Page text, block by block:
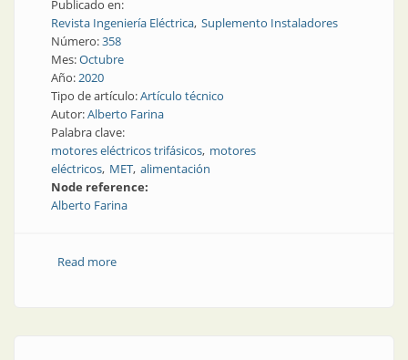
Publicado en:
Revista Ingeniería Eléctrica Suplemento Instaladores
Número:358
Mes:Octubre
Año:2020
Tipo de artículo:Artículo técnico
Autor:Alberto Farina
Palabra clave:
motores eléctricos trifásicos motores
eléctricos MET alimentación
Node reference:
Alberto Farina
Read moreabout Motores eléctricos trifásicos